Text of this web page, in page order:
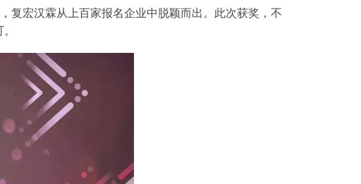
复宏汉霖从上百家报名企业中脱颖而出。此次获奖，不